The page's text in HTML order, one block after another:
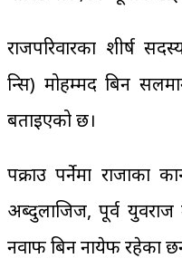
राजपरिवारका शीर्ष
प्रिन्स) मोहम्मद बिन
बताइएको छ।
पक्राउ पर्नेमा राजाका
अब्दुलाजिज, पूर्व
नवाफ बिन नायेफ रहेका